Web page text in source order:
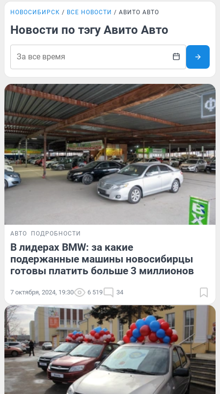
НОВОСИБИРСК ВСЕ НОВОСТИ АВИТО АВТО
Новости по тэгу Авито Авто
АВТО ПОДРОБНОСТИ
В лидерах BMW: за какие
подержанные машины новосибирцы
готовы платить больше 3 миллионов
7 октября, 2024, 19:30 6 519 34